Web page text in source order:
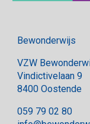
Bewonderwijs
VZW
Vindictivelaan 9
8400 Oostende
059 79 02 80